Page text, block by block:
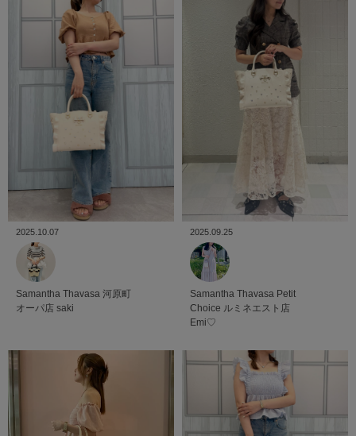
2025.10.07
Samantha Thavasa 河原町
オーパ店 saki
2025.09.25
Samantha Thavasa Petit
Choice ルミネエスト店
Emi♡